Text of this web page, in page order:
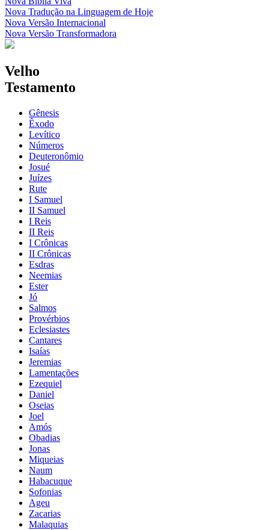
Nova Tradução na Linguagem de Hoje
Nova Versão Internacional
Nova Versão Transformadora
Velho
Testamento
Gênesis
Êxodo
Levítico
Números
Deuteronômio
Josué
Juízes
Rute
I Samuel
II Samuel
I Reis
II Reis
I Crônicas
II Crônicas
Esdras
Neemias
Ester
Jó
Salmos
Provérbios
Eclesiastes
Cantares
Isaías
Jeremias
Lamentações
Ezequiel
Daniel
Oseias
Joel
Amós
Obadias
Jonas
Miqueias
Naum
Habacuque
Sofonias
Ageu
Zacarias
Malaquias